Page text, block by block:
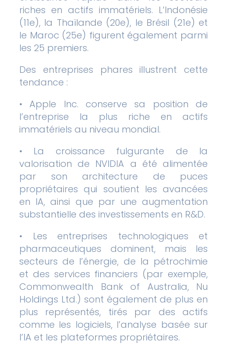
riches en actifs immatériels. L’Indonésie
(11e), la Thaïlande (20e), le Brésil (21e) et
le Maroc (25e) figurent également parmi
les 25 premiers.
Des entreprises phares illustrent cette
tendance :
• Apple Inc. conserve sa position de
l’entreprise la plus riche en actifs
immatériels au niveau mondial.
• La croissance fulgurante de la
valorisation de NVIDIA a été alimentée
par son architecture de puces
propriétaires qui soutient les avancées
en IA, ainsi que par une augmentation
substantielle des investissements en R&D.
• Les entreprises technologiques et
pharmaceutiques dominent, mais les
secteurs de l’énergie, de la pétrochimie
et des services financiers (par exemple,
Commonwealth Bank of Australia, Nu
Holdings Ltd.) sont également de plus en
plus représentés, tirés par des actifs
comme les logiciels, l’analyse basée sur
l’IA et les plateformes propriétaires.